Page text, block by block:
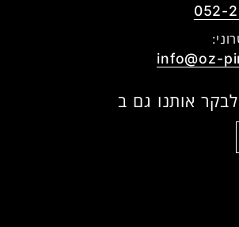
052-
info@oz-
לבקר אותנו גם ב